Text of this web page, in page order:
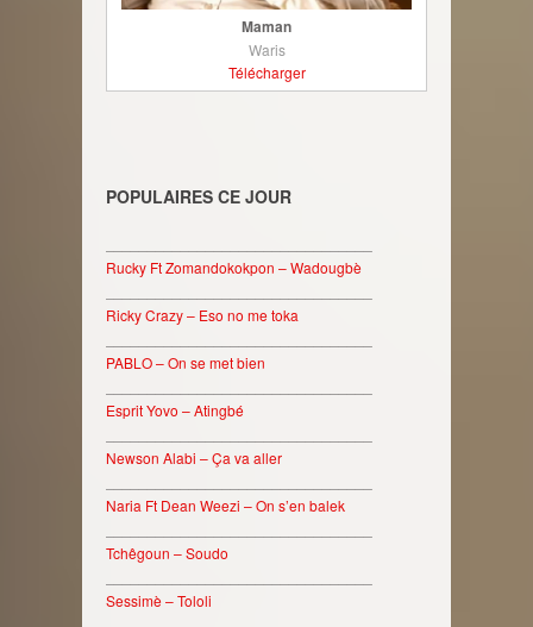
Maman
Waris
Télécharger
POPULAIRES CE JOUR
Rucky Ft Zomandokokpon – Wadougbè
Ricky Crazy – Eso no me toka
PABLO – On se met bien
Esprit Yovo – Atingbé
Newson Alabi – Ça va aller
Naria Ft Dean Weezi – On s’en balek
Tchêgoun – Soudo
Sessimè – Tololi